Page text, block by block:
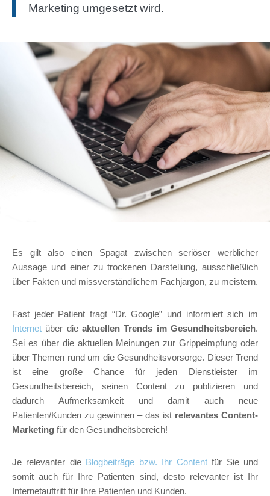
Marketing umgesetzt wird.
Es gilt also einen Spagat zwischen seriöser werblicher
Aussage und einer zu trockenen Darstellung, ausschließlich
über Fakten und missverständlichem Fachjargon, zu meistern.
Fast jeder Patient fragt “Dr. Google” und informiert sich im
Internet über dieaktuellen Trends im Gesundheitsbereich.
Sei es über die aktuellen Meinungen zur Grippeimpfung oder
über Themen rund um die Gesundheitsvorsorge. Dieser Trend
ist eine große Chance für jeden Dienstleister im
Gesundheitsbereich, seinen Content zu publizieren und
dadurch Aufmerksamkeit und damit auch neue
Patienten/Kunden zu gewinnen – das ist relevantes Content-
Marketing für den Gesundheitsbereich!
Je relevanter die Blogbeiträge bzw. Ihr Contentfür Sie und
somit auch für Ihre Patienten sind, desto relevanter ist Ihr
Internetauftritt für Ihre Patienten und Kunden.